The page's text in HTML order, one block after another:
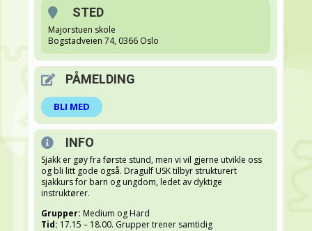
STED
Majorstuen skole
Bogstadveien 74, 0366 Oslo
PÅMELDING
BLI MED
INFO
Sjakk er gøy fra første stund, men vi vil gjerne utvikle oss
og bli litt gode også. Dragulf USK tilbyr strukturert
sjakkurs for barn og ungdom, ledet av dyktige
instruktører.
Grupper: Medium og Hard
Tid: 17.15 – 18.00. Grupper trener samtidig